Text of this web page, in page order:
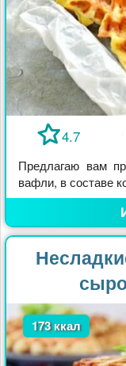
4.7
Предлагаю вам
вафли, в составе
173 ккал